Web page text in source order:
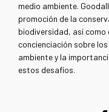
medio ambiente.
promoción de la
biodiversidad, así como
concienciación sobre
ambiente y la
estos desafíos.